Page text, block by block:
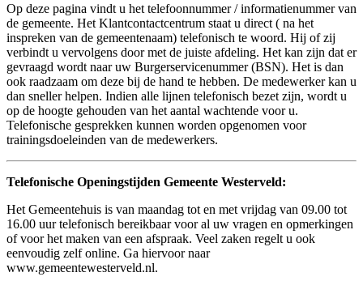
Op deze pagina vindt u het telefoonnummer / informatienummer van
de gemeente. Het Klantcontactcentrum staat u direct ( na het
inspreken van de gemeentenaam) telefonisch te woord. Hij of zij
verbindt u vervolgens door met de juiste afdeling. Het kan zijn dat er
gevraagd wordt naar uw Burgerservicenummer (BSN). Het is dan
ook raadzaam om deze bij de hand te hebben. De medewerker kan u
dan sneller helpen. Indien alle lijnen telefonisch bezet zijn, wordt u
op de hoogte gehouden van het aantal wachtende voor u.
Telefonische gesprekken kunnen worden opgenomen voor
trainingsdoeleinden van de medewerkers.
Telefonische Openingstijden Gemeente Westerveld:
Het Gemeentehuis is van maandag tot en met vrijdag van 09.00 tot
16.00 uur telefonisch bereikbaar voor al uw vragen en opmerkingen
of voor het maken van een afspraak. Veel zaken regelt u ook
eenvoudig zelf online. Ga hiervoor naar
www.gemeentewesterveld.nl.